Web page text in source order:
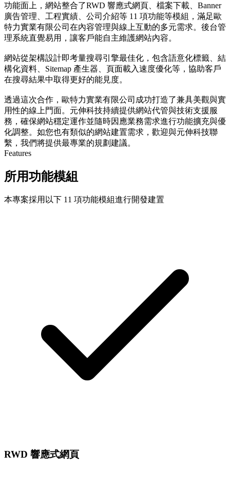
功能面上，網站整合了RWD 響應式網頁、檔案下載、Banner
廣告管理、工程實績、公司介紹等 11 項功能等模組，滿足歐
特力實業有限公司在內容管理與線上互動的多元需求。後台管
理系統直覺易用，讓客戶能自主維護網站內容。
網站從架構設計即考量搜尋引擎最佳化，包含語意化標籤、結
構化資料、Sitemap 產生器、頁面載入速度優化等，協助客戶
在搜尋結果中取得更好的能見度。
透過這次合作，歐特力實業有限公司成功打造了兼具美觀與實
用性的線上門面。元伸科技持續提供網站代管與技術支援服
務，確保網站穩定運作並隨時因應業務需求進行功能擴充與優
化調整。如您也有類似的網站建置需求，歡迎與元伸科技聯
繫，我們將提供最專業的規劃建議。
Features
所用功能模組
本專案採用以下 11 項功能模組進行開發建置
RWD 響應式網頁